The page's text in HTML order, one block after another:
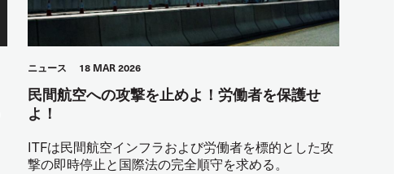
ニュース 18 MAR 2026
民間航空への攻撃を止めよ！労働者を保護せ
よ！
ITFは民間航空インフラおよび労働者を標的とした攻
撃の即時停止と国際法の完全順守を求める。